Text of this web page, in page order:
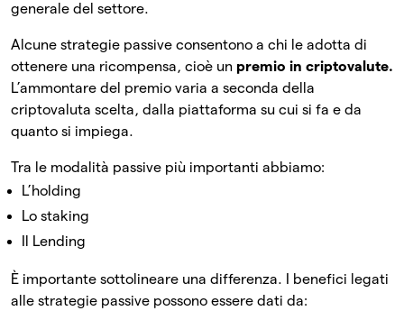
generale del settore.
Alcune strategie passive consentono a chi le adotta di
ottenere una ricompensa, cioè un premio in criptovalute.
L’ammontare del premio varia a seconda della
criptovaluta scelta, dalla piattaforma su cui si fa e da
quanto si impiega.
Tra le modalità passive più importanti abbiamo:
L’holding
Lo staking
Il Lending
È importante sottolineare una differenza. I benefici legati
alle strategie passive possono essere dati da: